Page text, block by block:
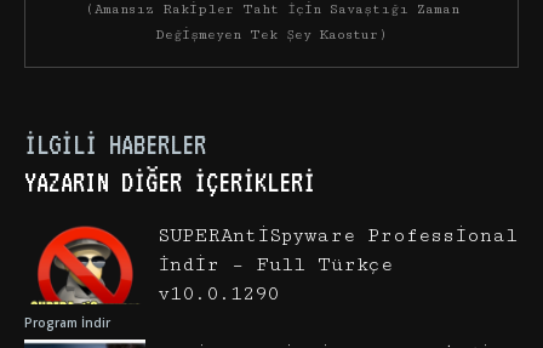
(Amansız Rakipler Taht İçin Savaştığı Zaman
Değişmeyen Tek Şey Kaostur)
İLGILI HABERLER
YAZARIN DIĞER İÇERIKLERI
Program İndir
SUPERAntiSpyware Professional
İndir – Full Türkçe
v10.0.1290